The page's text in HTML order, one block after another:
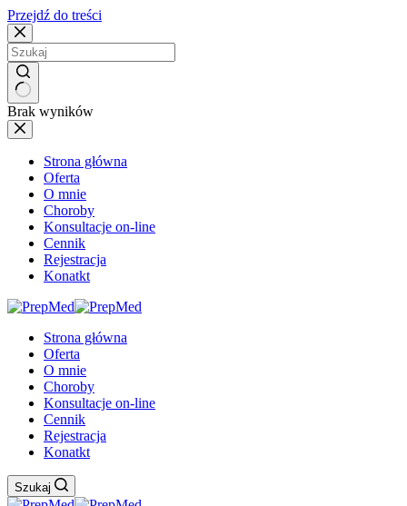
Przejdź do treści
Brak wyników
Strona główna
Oferta
O mnie
Choroby
Konsultacje on-line
Cennik
Rejestracja
Konatkt
Strona główna
Oferta
O mnie
Choroby
Konsultacje on-line
Cennik
Rejestracja
Konatkt
Szukaj